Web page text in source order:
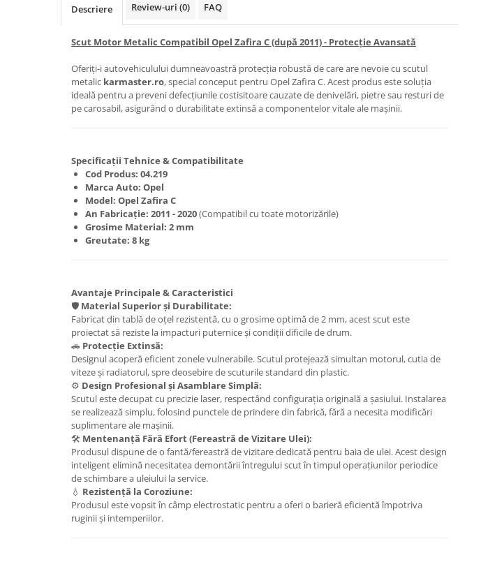
Carlige Ford
Carlige Honda
Carlige Hyundai
Carlige Infiniti
Carlige Jaecoo
Carlige Jaecoo 5
Carlige Jaecoo 7
Carlige Jaecoo E5
Carlige Kia EV5
Carlige Kia PV5
Carlige Lancia
Carlige Land Rover
Carlige Lexus
Carlige Mazda
Carlige Mercedes
Carlige Mitsubishi
Descriere Review-uri (0) FAQ
Scut Motor Metalic Compatibil Opel Zafira C (după 2011) - Protecție Avansată
Oferiți-i autovehiculului dumneavoastră protecția robustă de care are nevoie cu scutul
metalic karmaster.ro, special conceput pentru Opel Zafira C. Acest produs este soluția
ideală pentru a preveni defecțiunile costisitoare cauzate de denivelări, pietre sau resturi de
pe carosabil, asigurând o durabilitate extinsă a componentelor vitale ale mașinii.
Specificații Tehnice & Compatibilitate
Cod Produs: 04.219
Marca Auto: Opel
Model: Opel Zafira C
An Fabricație: 2011 - 2020(Compatibil cu toate motorizările)
Grosime Material: 2 mm
Greutate: 8 kg
Avantaje Principale & Caracteristici
🛡️ Material Superior și Durabilitate:
Fabricat din tablă de oțel rezistentă, cu o grosime optimă de 2 mm, acest scut este
proiectat să reziste la impacturi puternice și condiții dificile de drum.
🚗 Protecție Extinsă:
Designul acoperă eficient zonele vulnerabile. Scutul protejează simultan motorul, cutia de
viteze și radiatorul, spre deosebire de scuturile standard din plastic.
⚙️ Design Profesional și Asamblare Simplă:
Scutul este decupat cu precizie laser, respectând configurația originală a șasiului. Instalarea
se realizează simplu, folosind punctele de prindere din fabrică, fără a necesita modificări
suplimentare ale mașinii.
🛠️ Mentenanță Fără Efort (Fereastră de Vizitare Ulei):
Produsul dispune de o fantă/fereastră de vizitare dedicată pentru baia de ulei. Acest design
inteligent elimină necesitatea demontării întregului scut în timpul operațiunilor periodice
de schimbare a uleiului la service.
💧 Rezistență la Coroziune:
Produsul este vopsit în câmp electrostatic pentru a oferi o barieră eficientă împotriva
ruginii și intemperiilor.